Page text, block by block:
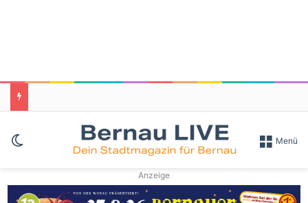
Skin umschalten Menü
Anzeige